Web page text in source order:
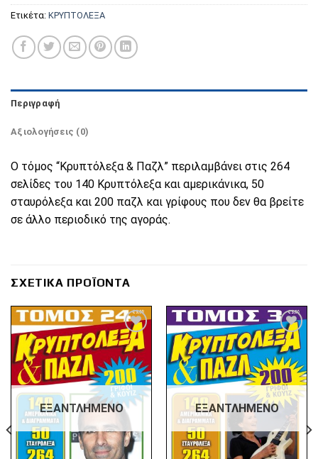
Ετικέτα: ΚΡΥΠΤΟΛΕΞΑ
Περιγραφή
Αξιολογήσεις (0)
Ο τόμος “Κρυπτόλεξα & Παζλ” περιλαμβάνει στις 264
σελίδες του 140 Κρυπτόλεξα και αμερικάνικα, 50
σταυρόλεξα και 200 παζλ και γρίφους που δεν θα βρείτε
σε άλλο περιοδικό της αγοράς.
ΣΧΕΤΙΚΆ ΠΡΟΪΌΝΤΑ
Πρόσθήκη
στην λίστα
επιθυμιών
ΕΞΑΝΤΛΗΜΈΝΟ
Πρόσθήκη
στην λίστα
επιθυμιών
ΕΞΑΝΤΛΗΜΈΝΟ